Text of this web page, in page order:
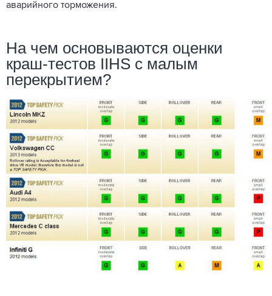
аварийного торможения.
На чем основываются оценки
краш-тестов IIHS с малым
перекрытием?